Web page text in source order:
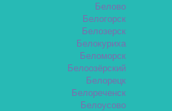
Белово
Белогорск
Белозерск
Белокуриха
Беломорск
Белоозёрский
Белорецк
Белореченск
Белоусово